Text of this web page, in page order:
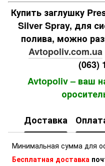
Купить заглушку
Silver Spray, для
полива, можно
Avtopoliv.com.ua
(063)
Avtopoliv – ваш
Доставка
Минимальная сумма для
Бесплатная доставка